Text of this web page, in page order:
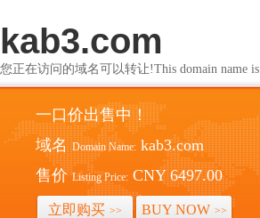
kab3.com
您正在访问的域名可以转让!This domain name is
一口价出售中！
域名 Domain Name: kab3.com
售价 Listing Price: CNY 6497.00
立即购买 >> BUY NOW >>